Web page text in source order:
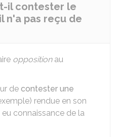
il contester le
n'a pas reçu de
oppositionau
de contester une
rendue en son
connaissance de la